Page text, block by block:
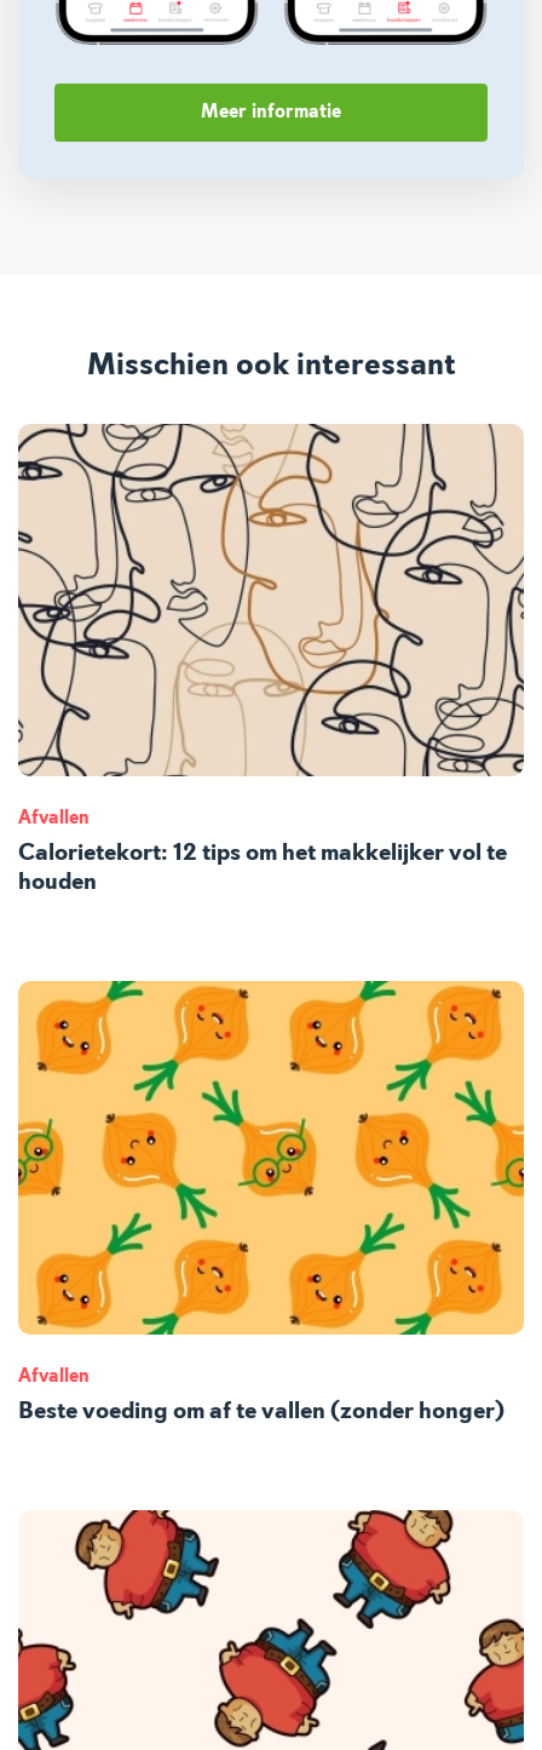
Meer informatie
Misschien ook interessant
Afvallen
Calorietekort: 12 tips om het makkelijker vol te
houden
Afvallen
Beste voeding om af te vallen (zonder honger)